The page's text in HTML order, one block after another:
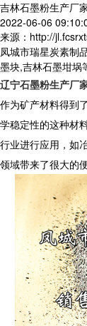
吉林石墨粉生产厂
2022-06-06
来源：http://
凤城市瑞星炭素制
墨块,吉林石墨坩埚
辽宁石墨粉生产厂
作为矿产材料得到
学稳定性的这种材
行业进行应用，如
领域带来了很大的